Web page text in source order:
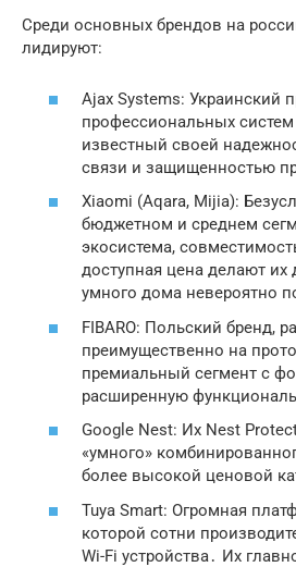
Среди основных брендов на
лидируют:
Ajax Systems: Украинский
профессиональных
известный своей
связи и защищенностью
Xiaomi (Aqara, Mijia):
бюджетном и среднем
экосистема,
доступная цена делают
умного дома невероятно
FIBARO: Польский бренд,
преимущественно на
премиальный сегмент с
расширенную
Google Nest: Их Nest
«умного»
более высокой ценовой
Tuya Smart: Огромная
которой сотни
Wi-Fi устройства․ Их